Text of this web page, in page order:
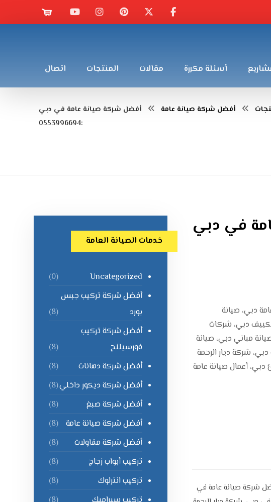
أسئلة مكررة مقالات المنتجات اتصال
أفضل شركة صيانة عامة
أفضل شركة صيانة عامة في دبي
:0553996694
في دبي
دبي، صيانة
دبي، شركات
مباني دبي، صيانة
شركة ديار الرحمة
دبي، أعمال صيانة عامة
شركة صيانة عامة في
خدمات الصيانة العامة
Uncategorized
(0)
أفضل شركة تركيب جبس
بورد
(8)
أفضل شركة تركيب
فورسيلنج
(8)
أفضل شركة دهانات
(8)
أفضل شركة ديكور داخلي(8)
أفضل شركة صبغ
(8)
أفضل شركة صيانة عامة
(8)
أفضل شركة مقاولات
(8)
تركيب أبواب زجاج
(8)
تركيب انترلوك
(8)